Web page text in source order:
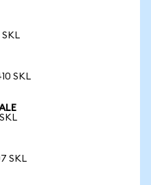
SKL
SKL
SKL